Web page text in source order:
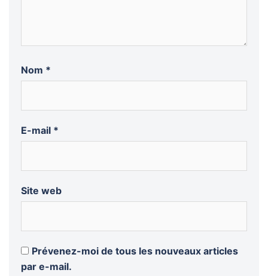
Nom *
E-mail *
Site web
Prévenez-moi de tous les nouveaux articles
par e-mail.